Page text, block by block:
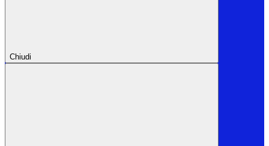
Chiudi